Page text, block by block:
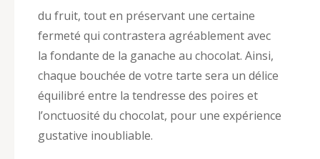
du fruit, tout en préservant une certaine
fermeté qui contrastera agréablement avec
la fondante de la ganache au chocolat. Ainsi,
chaque bouchée de votre tarte sera un délice
équilibré entre la tendresse des poires et
l’onctuosité du chocolat, pour une expérience
gustative inoubliable.